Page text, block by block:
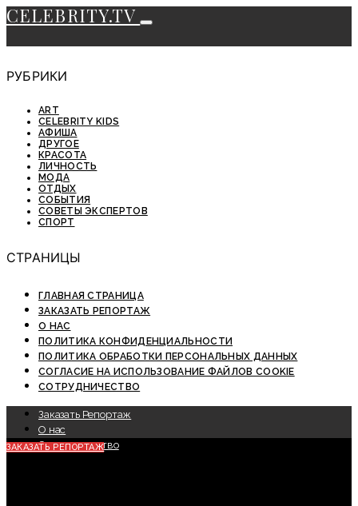
CELEBRITY.TV
РУБРИКИ
ART
CELEBRITY KIDS
АФИША
ДРУГОЕ
КРАСОТА
ЛИЧНОСТЬ
МОДА
ОТДЫХ
СОБЫТИЯ
СОВЕТЫ ЭКСПЕРТОВ
СПОРТ
СТРАНИЦЫ
ГЛАВНАЯ СТРАНИЦА
ЗАКАЗАТЬ РЕПОРТАЖ
О НАС
ПОЛИТИКА КОНФИДЕНЦИАЛЬНОСТИ
ПОЛИТИКА ОБРАБОТКИ ПЕРСОНАЛЬНЫХ ДАННЫХ
СОГЛАСИЕ НА ИСПОЛЬЗОВАНИЕ ФАЙЛОВ COOKIE
СОТРУДНИЧЕСТВО
Заказать Репортаж
О нас
Сотрудничество
ЗАКАЗАТЬ РЕПОРТАЖ